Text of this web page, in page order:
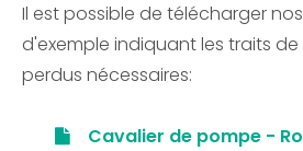
Il est possible de télécharger
d'exemple indiquant les traits
perdus nécessaires:
Cavalier de pompe -